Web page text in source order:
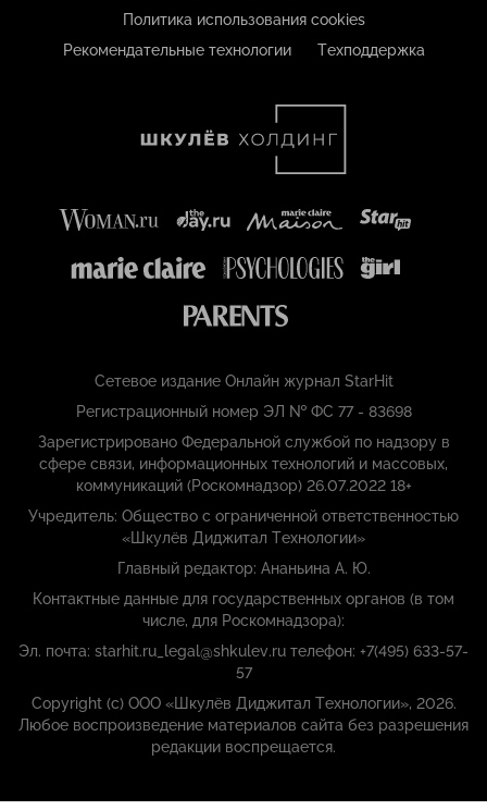
Политика использования cookies
Рекомендательные технологии
Техподдержка
Сетевое издание Онлайн журнал StarHit
Регистрационный номер ЭЛ № ФС 77 - 83698
Зарегистрировано Федеральной службой по надзору в
сфере связи, информационных технологий и массовых,
коммуникаций (Роскомнадзор) 26.07.2022 18+
Учредитель: Общество с ограниченной ответственностью
«Шкулёв Диджитал Технологии»
Главный редактор: Ананьина А. Ю.
Контактные данные для государственных органов (в том
числе, для Роскомнадзора):
Эл. почта: starhit.ru_legal@shkulev.ru телефон: +7(495) 633-57-
57
Copyright (с) ООО «Шкулёв Диджитал Технологии», 2026.
Любое воспроизведение материалов сайта без разрешения
редакции воспрещается.